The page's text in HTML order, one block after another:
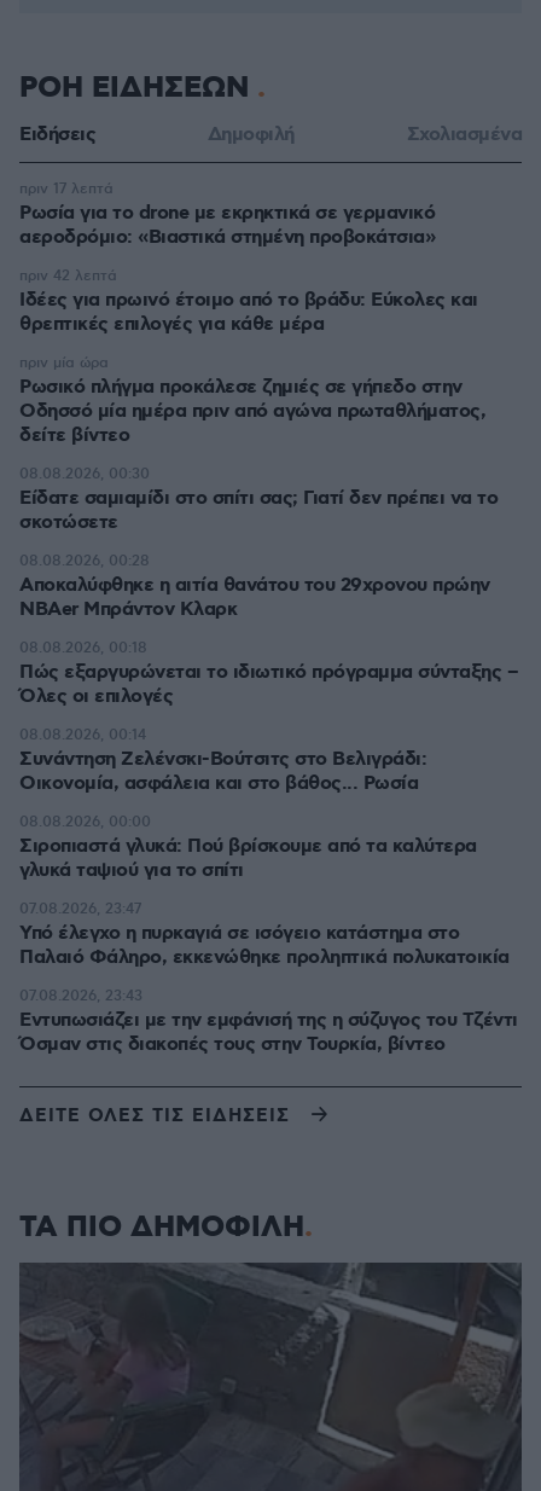
ΡΟΗ ΕΙΔΗΣΕΩΝ
Ειδήσεις Δημοφιλή Σχολιασμένα
Ρωσία για το drone με εκρηκτικά σε γερμανικό
αεροδρόμιο: «Βιαστικά στημένη προβοκάτσια»
πριν 17 λεπτά
Ιδέες για πρωινό έτοιμο από το βράδυ: Εύκολες και
θρεπτικές επιλογές για κάθε μέρα
πριν 42 λεπτά
Ρωσικό πλήγμα προκάλεσε ζημιές σε γήπεδο στην
Οδησσό μία ημέρα πριν από αγώνα πρωταθλήματος,
δείτε βίντεο
πριν μία ώρα
Είδατε σαμιαμίδι στο σπίτι σας; Γιατί δεν πρέπει να το
σκοτώσετε
08.08.2026, 00:30
Αποκαλύφθηκε η αιτία θανάτου του 29χρονου πρώην
NBAer Μπράντον Κλαρκ
08.08.2026, 00:28
Πώς εξαργυρώνεται το ιδιωτικό πρόγραμμα σύνταξης –
Όλες οι επιλογές
08.08.2026, 00:18
Συνάντηση Ζελένσκι-Βούτσιτς στο Βελιγράδι:
Οικονομία, ασφάλεια και στο βάθος... Ρωσία
08.08.2026, 00:14
Σιροπιαστά γλυκά: Πού βρίσκουμε από τα καλύτερα
γλυκά ταψιού για το σπίτι
08.08.2026, 00:00
Υπό έλεγχο η πυρκαγιά σε ισόγειο κατάστημα στο
Παλαιό Φάληρο, εκκενώθηκε προληπτικά πολυκατοικία
07.08.2026, 23:47
Εντυπωσιάζει με την εμφάνισή της η σύζυγος του Τζέντι
Όσμαν στις διακοπές τους στην Τουρκία, βίντεο
07.08.2026, 23:43
ΔΕΙΤΕ ΟΛΕΣ ΤΙΣ ΕΙΔΗΣΕΙΣ
ΤΑ ΠΙΟ ΔΗΜΟΦΙΛΗ